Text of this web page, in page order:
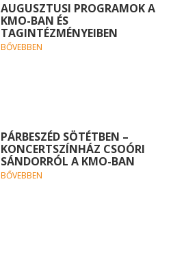
AUGUSZTUSI PROGRAMOK A
KMO-BAN ÉS
TAGINTÉZMÉNYEIBEN
BŐVEBBEN
PÁRBESZÉD SÖTÉTBEN –
KONCERTSZÍNHÁZ CSOÓRI
SÁNDORRÓL A KMO-BAN
BŐVEBBEN